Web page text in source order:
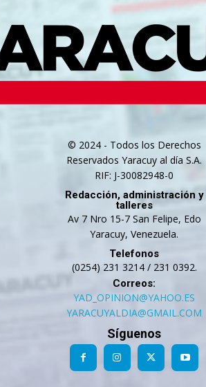
© 2024 - Todos los Derechos
Reservados Yaracuy al día S.A.
RIF: J-30082948-0
Redacción, administración y
talleres
Av 7 Nro 15-7 San Felipe, Edo
Yaracuy, Venezuela.
Telefonos
(0254) 231 3214 / 231 0392.
Correos:
YAD_OPINION@YAHOO.ES
YARACUYALDIA@GMAIL.COM
Síguenos